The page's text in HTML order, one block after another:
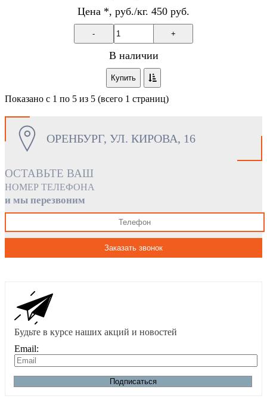
Цена *, руб./кг. 450 руб.
- +
В наличии
Купить
Показано с 1 по 5 из 5 (всего 1 страниц)
ОРЕНБУРГ, УЛ. КИРОВА, 16
ОСТАВЬТЕ ВАШ
НОМЕР ТЕЛЕФОНА
и мы перезвоним
Заказать звонок
Будьте в курсе наших акций и новостей
Email:
Подписаться